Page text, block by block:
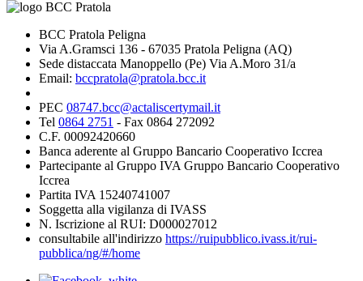
BCC Pratola Peligna
Via A.Gramsci 136 - 67035 Pratola Peligna (AQ)
Sede distaccata Manoppello (Pe) Via A.Moro 31/a
Email: bccpratola@pratola.bcc.it
PEC 08747.bcc@actaliscertymail.it
Tel 0864 2751 - Fax 0864 272092
C.F. 00092420660
Banca aderente al Gruppo Bancario Cooperativo Iccrea
Partecipante al Gruppo IVA Gruppo Bancario Cooperativo
Iccrea
Partita IVA 15240741007
Soggetta alla vigilanza di IVASS
N. Iscrizione al RUI: D000027012
consultabile all'indirizzo https://ruipubblico.ivass.it/rui-
pubblica/ng/#/home